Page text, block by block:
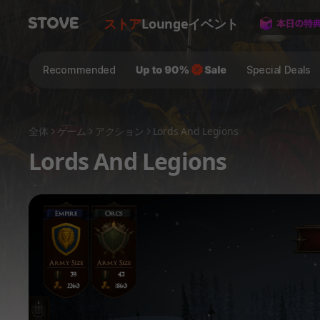
ストアLoungeイベント
Recommended Special Deals
全体 ゲーム アクション Lords And Legions
Lords And Legions